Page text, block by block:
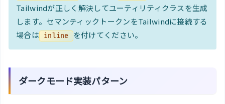
Tailwindが正しく解決してユーティリティクラスを生成
します。セマンティックトークンをTailwindに接続する
場合は
inline を付けてください。
ダークモード実装パターン